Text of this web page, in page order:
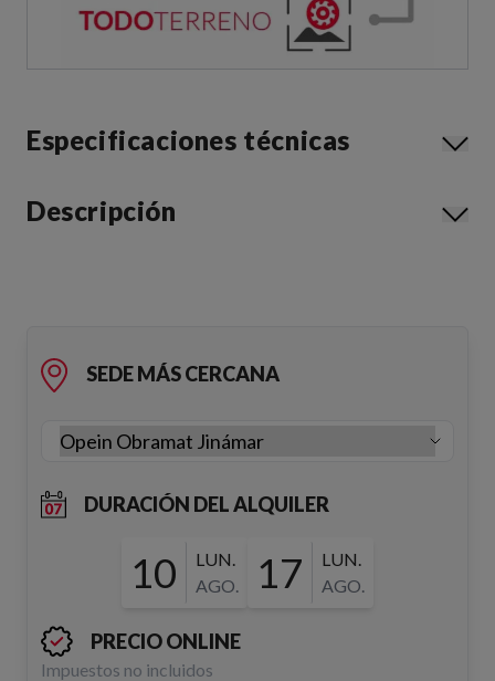
Especificaciones técnicas
Descripción
SEDE MÁS CERCANA
DURACIÓN DEL ALQUILER
10
LUN.
AGO.
17
LUN.
AGO.
PRECIO ONLINE
Impuestos no incluidos